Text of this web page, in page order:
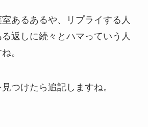
あるあるや、リプライする人
返しに続々とハマっていう人
。
つけたら追記しますね。